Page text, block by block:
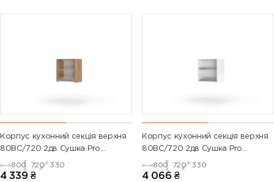
Корпус кухонний секцiя верхня
80ВС/720 2дв Сушка Pro
Blum+Rejs(Дуб Крафт (Серія М))
800 720 330
4 339 ₴
Корпус кухонний секцiя верхня
80ВС/720 2дв Сушка Pro
Blum+Rejs(Білий (Серія М))
800 720 330
4 066 ₴